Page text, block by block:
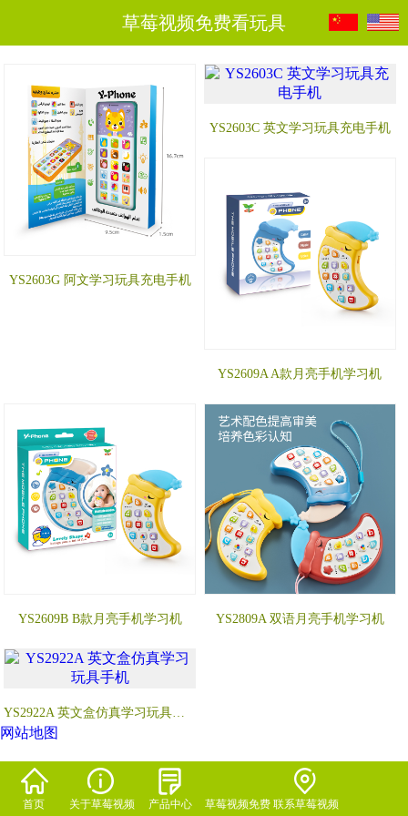
草莓视频免费看玩具
YS2603G 阿文学习玩具充电手机
YS2603C 英文学习玩具充电手机
YS2609A A款月亮手机学习机
YS2609B B款月亮手机学习机 YS2809A 双语月亮手机学习机
YS2922A 英文盒仿真学习玩具手机
首页 关于草莓视频 产品中心 草莓视频免费 联系草莓视频
网站地图